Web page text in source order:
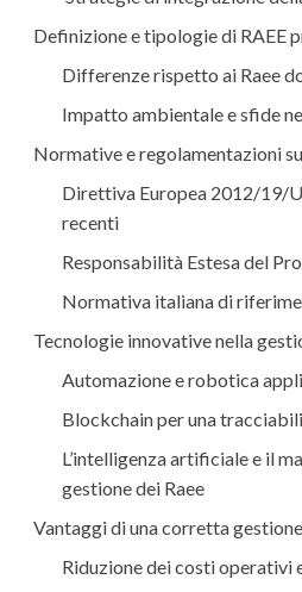
Definizione e tipologie di RAEE
Differenze rispetto ai Raee
Impatto ambientale e sfide
Normative e regolamentazioni
Direttiva Europea 2012/19/
recenti
Responsabilità Estesa del
Normativa italiana di
Tecnologie innovative nella
Automazione e robotica
Blockchain per una
L’intelligenza artificiale e il
gestione dei Raee
Vantaggi di una corretta
Riduzione dei costi operativi